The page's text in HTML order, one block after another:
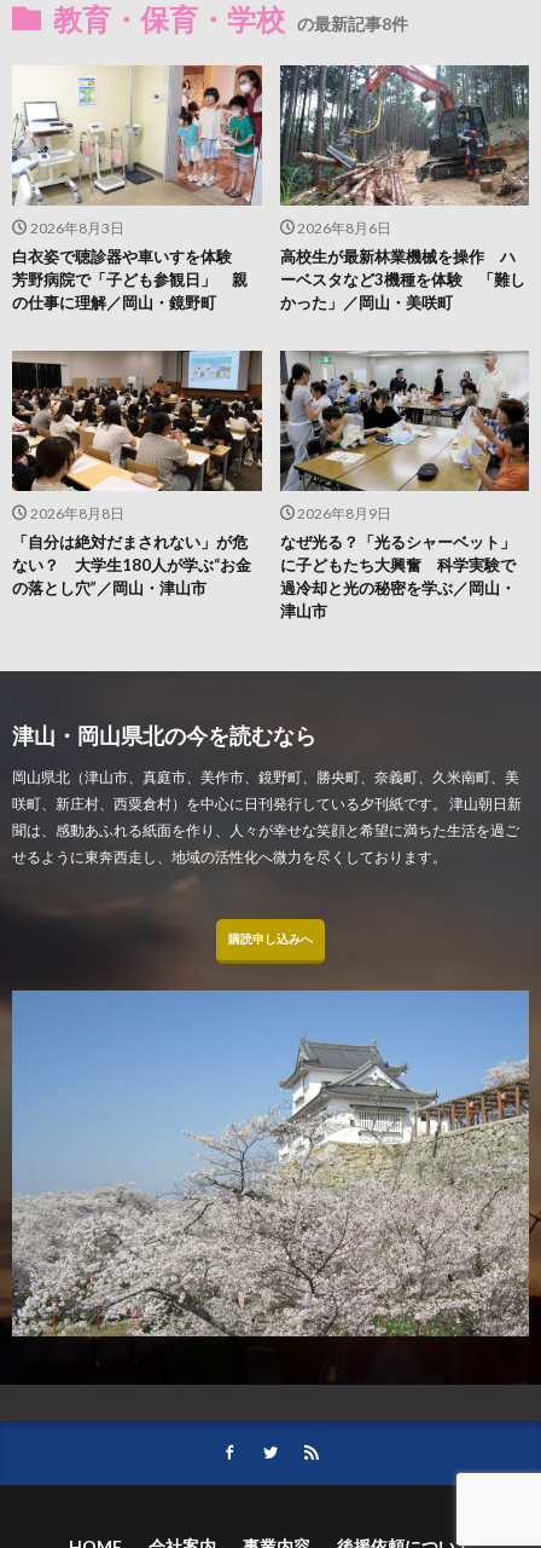
教育・保育・学校 の最新記事8件
2026年8月9日
なぜ光る？「光るシャーベット」
に子どもたち大興奮 科学実験で
過冷却と光の秘密を学ぶ／岡山・
津山市
2026年8月8日
「自分は絶対だまされない」が危
ない？ 大学生180人が学ぶ“お金
の落とし穴”／岡山・津山市
2026年8月6日
高校生が最新林業機械を操作 ハ
ーベスタなど3機種を体験 「難し
かった」／岡山・美咲町
2026年8月3日
白衣姿で聴診器や車いすを体験
芳野病院で「子ども参観日」 親
の仕事に理解／岡山・鏡野町
津山・岡山県北の今を読むなら
岡山県北（津山市、真庭市、美作市、鏡野町、勝央町、奈義町、久米南町、美
咲町、新庄村、西粟倉村）を中心に日刊発行している夕刊紙です。 津山朝日新
聞は、感動あふれる紙面を作り、人々が幸せな笑顔と希望に満ちた生活を過ご
せるように東奔西走し、地域の活性化へ微力を尽くしております。
購読申し込みへ